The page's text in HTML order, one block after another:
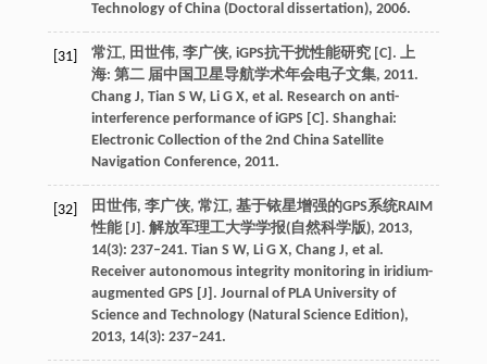
Technology of China (Doctoral dissertation), 2006.
[31]
常江, 田世伟, 李广侠, iGPS抗干扰性能研究 [C]. 上
海: 第二 届中国卫星导航学术年会电子文集, 2011.
Chang J, Tian S W, Li G X, et al. Research on anti-
interference performance of iGPS [C]. Shanghai:
Electronic Collection of the 2nd China Satellite
Navigation Conference, 2011.
[32]
田世伟, 李广侠, 常江, 基于铱星增强的GPS系统RAIM
性能 [J]. 解放军理工大学学报(自然科学版), 2013,
14(3): 237–241. Tian S W, Li G X, Chang J, et al.
Receiver autonomous integrity monitoring in iridium-
augmented GPS [J]. Journal of PLA University of
Science and Technology (Natural Science Edition),
2013, 14(3): 237–241.